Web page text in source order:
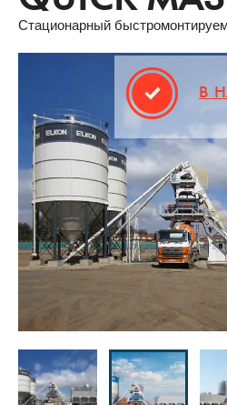
Стационарный
В